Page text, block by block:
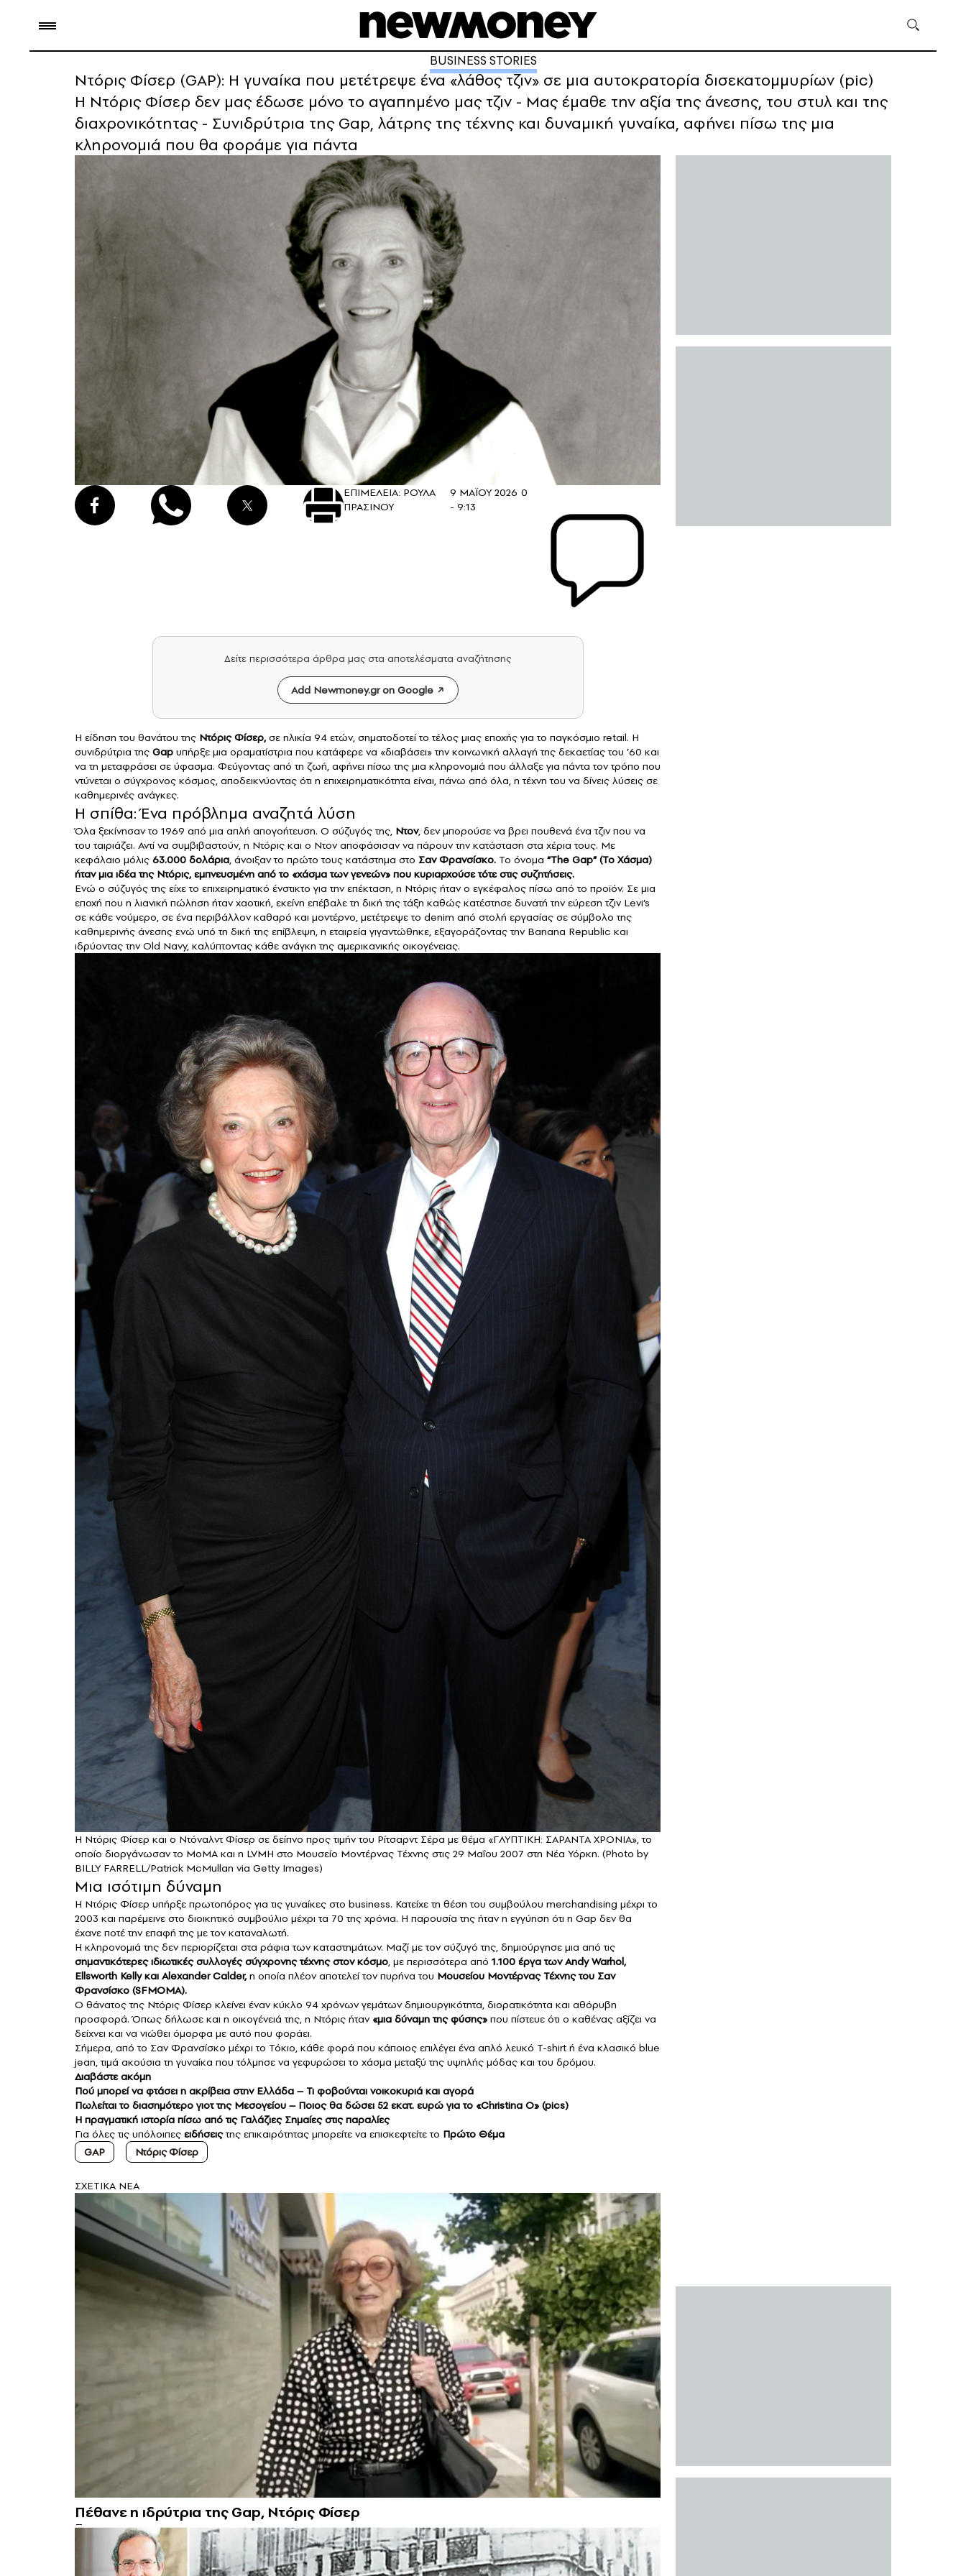
BUSINESS STORIES
Ντόρις Φίσερ (GAP): Η γυναίκα που μετέτρεψε ένα «λάθος τζιν» σε μια αυτοκρατορία δισεκατομμυρίων (pic)
Η Ντόρις Φίσερ δεν μας έδωσε μόνο το αγαπημένο μας τζιν - Μας έμαθε την αξία της άνεσης, του στυλ και της
διαχρονικότητας - Συνιδρύτρια της Gap, λάτρης της τέχνης και δυναμική γυναίκα, αφήνει πίσω της μια
κληρονομιά που θα φοράμε για πάντα
ΕΠΙΜΕΛΕΙΑ: ΡΟΥΛΑ
ΠΡΑΣΙΝΟΥ
9 ΜΑΪΟΥ 2026
- 9:13
0
Δείτε περισσότερα άρθρα μας στα αποτελέσματα αναζήτησης
Add Newmoney.gr on Google
Η είδηση του θανάτου της Ντόρις Φίσερ,σε ηλικία 94 ετών, σηματοδοτεί το τέλος μιας εποχής για το παγκόσμιο retail. Η
συνιδρύτρια της Gap υπήρξε μια οραματίστρια που κατάφερε να «διαβάσει» την κοινωνική αλλαγή της δεκαετίας του ’60 και
να τη μεταφράσει σε ύφασμα. Φεύγοντας από τη ζωή, αφήνει πίσω της μια κληρονομιά που άλλαξε για πάντα τον τρόπο που
ντύνεται ο σύγχρονος κόσμος, αποδεικνύοντας ότι η επιχειρηματικότητα είναι, πάνω από όλα, η τέχνη του να δίνεις λύσεις σε
καθημερινές ανάγκες.
Η σπίθα: Ένα πρόβλημα αναζητά λύση
Όλα ξεκίνησαν το 1969 από μια απλή απογοήτευση. Ο σύζυγός της, Ντον, δεν μπορούσε να βρει πουθενά ένα τζιν που να
του ταιριάζει. Αντί να συμβιβαστούν, η Ντόρις και ο Ντον αποφάσισαν να πάρουν την κατάσταση στα χέρια τους. Με
κεφάλαιο μόλις 63.000 δολάρια, άνοιξαν το πρώτο τους κατάστημα στο Σαν Φρανσίσκο. Το όνομα “The Gap” (Το Χάσμα)
ήταν μια ιδέα της Ντόρις, εμπνευσμένη από το «χάσμα των γενεών» που κυριαρχούσε τότε στις συζητήσεις.
Ενώ ο σύζυγός της είχε το επιχειρηματικό ένστικτο για την επέκταση, η Ντόρις ήταν ο εγκέφαλος πίσω από το προϊόν. Σε μια
εποχή που η λιανική πώληση ήταν χαοτική, εκείνη επέβαλε τη δική της τάξη καθώς κατέστησε δυνατή την εύρεση τζιν Levi’s
σε κάθε νούμερο, σε ένα περιβάλλον καθαρό και μοντέρνο, μετέτρεψε το denim από στολή εργασίας σε σύμβολο της
καθημερινής άνεσης ενώ υπό τη δική της επίβλεψη, η εταιρεία γιγαντώθηκε, εξαγοράζοντας την Banana Republic και
ιδρύοντας την Old Navy, καλύπτοντας κάθε ανάγκη της αμερικανικής οικογένειας.
Η Ντόρις Φίσερ και ο Ντόναλντ Φίσερ σε δείπνο προς τιμήν του Ρίτσαρντ Σέρα με θέμα «ΓΛΥΠΤΙΚΗ: ΣΑΡΑΝΤΑ ΧΡΟΝΙΑ», το
οποίο διοργάνωσαν το MoMA και η LVMH στο Μουσείο Μοντέρνας Τέχνης στις 29 Μαΐου 2007 στη Νέα Υόρκη. (Photo by
BILLY FARRELL/Patrick McMullan via Getty Images)
Μια ισότιμη δύναμη
Η Ντόρις Φίσερ υπήρξε πρωτοπόρος για τις γυναίκες στο business. Κατείχε τη θέση του συμβούλου merchandising μέχρι το
2003 και παρέμεινε στο διοικητικό συμβούλιο μέχρι τα 70 της χρόνια. Η παρουσία της ήταν η εγγύηση ότι η Gap δεν θα
έχανε ποτέ την επαφή της με τον καταναλωτή.
Η κληρονομιά της δεν περιορίζεται στα ράφια των καταστημάτων. Μαζί με τον σύζυγό της, δημιούργησε μια από τις
σημαντικότερες ιδιωτικές συλλογές σύγχρονης τέχνης στον κόσμο, με περισσότερα από 1.100 έργα των Andy Warhol,
Ellsworth Kelly και Alexander Calder,η οποία πλέον αποτελεί τον πυρήνα του Μουσείου Μοντέρνας Τέχνης του Σαν
Φρανσίσκο (SFMOMA).
Ο θάνατος της Ντόρις Φίσερ κλείνει έναν κύκλο 94 χρόνων γεμάτων δημιουργικότητα, διορατικότητα και αθόρυβη
προσφορά. Όπως δήλωσε και η οικογένειά της, η Ντόρις ήταν «μια δύναμη της φύσης» που πίστευε ότι ο καθένας αξίζει να
δείχνει και να νιώθει όμορφα με αυτό που φοράει.
Σήμερα, από το Σαν Φρανσίσκο μέχρι το Τόκιο, κάθε φορά που κάποιος επιλέγει ένα απλό λευκό T-shirt ή ένα κλασικό blue
jean, τιμά ακούσια τη γυναίκα που τόλμησε να γεφυρώσει το χάσμα μεταξύ της υψηλής μόδας και του δρόμου.
Διαβάστε ακόμη
Πού μπορεί να φτάσει η ακρίβεια στην Ελλάδα – Τι φοβούνται νοικοκυριά και αγορά
Πωλείται το διασημότερο γιοτ της Μεσογείου – Ποιος θα δώσει 52 εκατ. ευρώ για το «Christina O» (pics)
Η πραγματική ιστορία πίσω από τις Γαλάζιες Σημαίες στις παραλίες
Για όλες τις υπόλοιπες ειδήσειςτης επικαιρότητας μπορείτε να επισκεφτείτε το Πρώτο Θέμα
GAP
Ντόρις Φίσερ
ΣXETIKA NEA
Πέθανε η ιδρύτρια της Gap, Ντόρις Φίσερ